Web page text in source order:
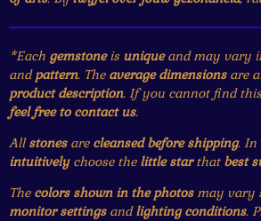
*Each gemstoneis uniqueand may vary
andpattern. The average dimensionsare
product description. If you cannot find
feel free to contact us.
Allstonesare cleansed before shipping. In
intuitivelychoose the little starthat best
The colors shown in the photosmay vary
monitor settingsandlighting conditions.